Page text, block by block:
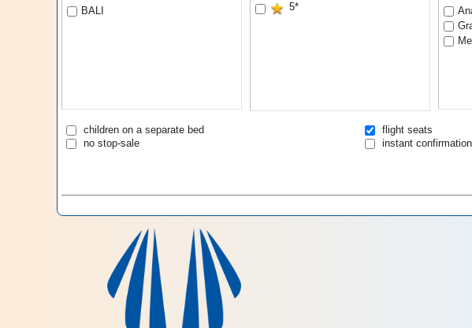
BALI
5*
children on a separate bed flight seats
no stop-sale
instant confirmation